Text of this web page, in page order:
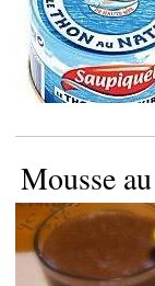
Mousse